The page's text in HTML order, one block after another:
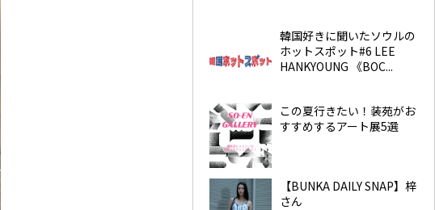
韓国好きに聞いたソウルの
ホットスポット#6 LEE
HANKYOUNG 《BOC...
この夏行きたい！装苑がお
すすめするアート展5選
【BUNKA DAILY SNAP】梓
さん